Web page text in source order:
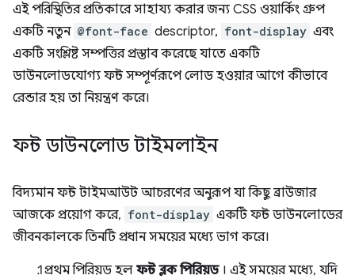
এই পরিস্থিতির প্রতিকারে সাহায্য করার জন্য CSS ওয়ার্কিং গ্রুপ
একটি নতুন @font-face descriptor, font-display এবং
একটি সংশ্লিষ্ট সম্পত্তির প্রস্তাব করেছে যাতে একটি
ডাউনলোডযোগ্য ফন্ট সম্পূর্ণরূপে লোড হওয়ার আগে কীভাবে
রেন্ডার হয় তা নিয়ন্ত্রণ করে।
ফন্ট ডাউনলোড টাইমলাইন
বিদ্যমান ফন্ট টাইমআউট আচরণের অনুরূপ যা কিছু ব্রাউজার
আজকে প্রয়োগ করে, font-display একটি ফন্ট ডাউনলোডের
জীবনকালকে তিনটি প্রধান সময়ের মধ্যে ভাগ করে।
প্রথম পিরিয়ড হল ফন্ট ব্লক পিরিয়ড। এই সময়ের মধ্যে, যদি